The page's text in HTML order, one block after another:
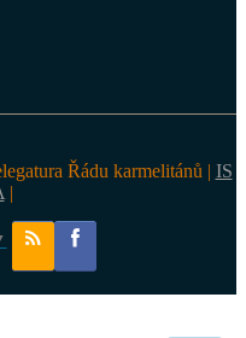
Řádu karmelitánů | IS
|